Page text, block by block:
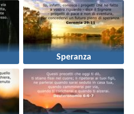
Speranza